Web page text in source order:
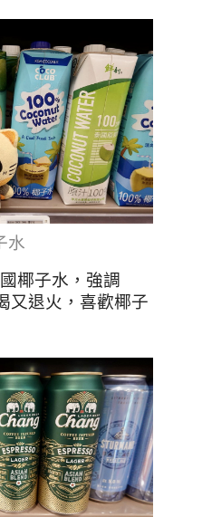
水
椰子水，強調
又退火，喜歡椰子